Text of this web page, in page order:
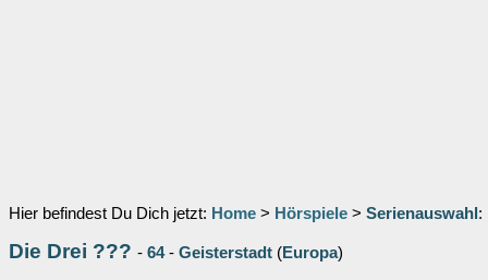
Hier befindest Du Dich jetzt: Home > Hörspiele > Serienauswahl :
Die Drei ??? - 64- Geisterstadt (Europa)